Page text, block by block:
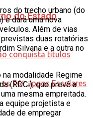
do Estado
do trecho urbano (do
e dará uma nova
Além de vias
duas rotatórias
Silvana e a outra no
modalidade Regime
(RDCi), que prevê a
mesma empreitada.
equipe projetista e
de empregar